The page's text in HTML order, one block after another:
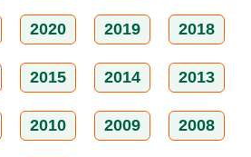
2020 2019 2018
2015 2014 2013
2010 2009 2008